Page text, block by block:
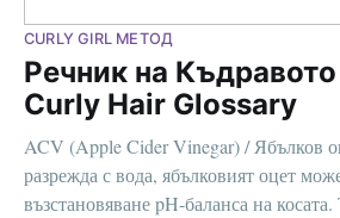
CURLY GIRL МЕТОД
Речник на
Curly Hair Glossary
ACV (Apple Cider Vinegar) / Ябълков
разрежда с вода, ябълковият оцет
възстановяване pH-баланса на